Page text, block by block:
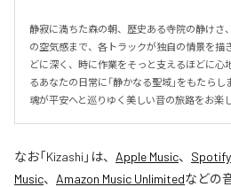
静寂に満ちた森の朝、歴史ある寺院の静けさ
の空気感まで、各トラックが独自の情景を描
どに深く、時に作業をそっと支えるほどに心
るあなたの日常に「静かなる聖域」をもたらし
魂が平安へと巡りゆく美しい音の旅路をお楽
なお「Kizashi 」は、 Apple Music、 Spotify
Music、 Amazon Music Unlimitedなどの